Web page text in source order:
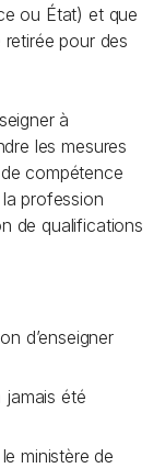
ou État) et que
pour des
à
les mesures
compétence
profession
de qualifications
d’enseigner
jamais été
ministère de